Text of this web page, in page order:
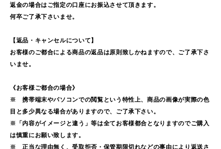
返金の場合はご指定の口座にお振込させて頂きます。
何卒ご了承下さいませ。
【返品・キャンセルについて】
お客様のご都合による商品の返品は原則致しかねますので、ご了承下さ
いませ。
《お客様ご都合の場合》
※ 携帯端末やパソコンでの閲覧という特性上、商品の画像が実際の色
目と多少異なる場合がありますので、ご了承下さい。
※「内容がイメージと違う」等は全てお客様都合となりますのでご購入
は慎重にお願い致します。
※ 正当な理由無く、受取拒否・保管期限切れなどの事由により返送さ